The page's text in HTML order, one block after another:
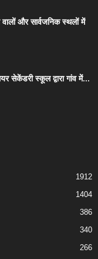
वालों और सार्वजनिक स्थलों में
सेकेंडरी स्कूल द्वारा गांव में...
1912
1404
386
340
266